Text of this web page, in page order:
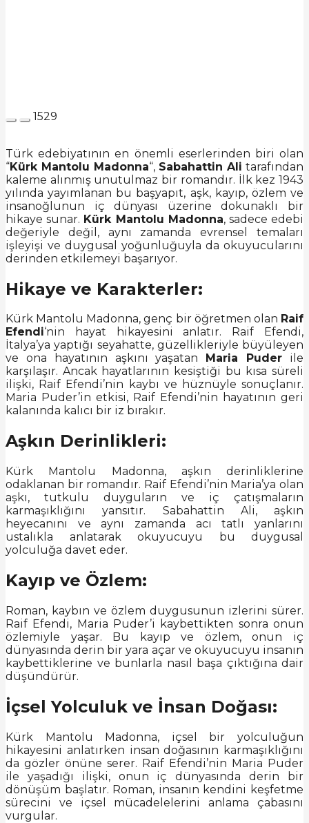
1529
Türk edebiyatının en önemli eserlerinden biri olan
“Kürk Mantolu Madonna“, Sabahattin Ali tarafından
kaleme alınmış unutulmaz bir romandır. İlk kez 1943
yılında yayımlanan bu başyapıt, aşk, kayıp, özlem ve
insanoğlunun iç dünyası üzerine dokunaklı bir
hikaye sunar. Kürk Mantolu Madonna, sadece edebi
değeriyle değil, aynı zamanda evrensel temaları
işleyişi ve duygusal yoğunluğuyla da okuyucularını
derinden etkilemeyi başarıyor.
Hikaye ve Karakterler:
Kürk Mantolu Madonna, genç bir öğretmen olan Raif
Efendi‘nin hayat hikayesini anlatır. Raif Efendi,
İtalya’ya yaptığı seyahatte, güzellikleriyle büyüleyen
ve ona hayatının aşkını yaşatan
Maria Puder ile
karşılaşır. Ancak hayatlarının kesiştiği bu kısa süreli
ilişki, Raif Efendi’nin kaybı ve hüznüyle sonuçlanır.
Maria Puder’in etkisi, Raif Efendi’nin hayatının geri
kalanında kalıcı bir iz bırakır.
Aşkın Derinlikleri:
Kürk Mantolu Madonna, aşkın derinliklerine
odaklanan bir romandır. Raif Efendi’nin Maria’ya olan
aşkı, tutkulu duyguların ve iç çatışmaların
karmaşıklığını yansıtır. Sabahattin Ali, aşkın
heyecanını ve aynı zamanda acı tatlı yanlarını
ustalıkla anlatarak okuyucuyu bu duygusal
yolculuğa davet eder.
Kayıp ve Özlem:
Roman, kaybın ve özlem duygusunun izlerini sürer.
Raif Efendi, Maria Puder’i kaybettikten sonra onun
özlemiyle yaşar. Bu kayıp ve özlem, onun iç
dünyasında derin bir yara açar ve okuyucuyu insanın
kaybettiklerine ve bunlarla nasıl başa çıktığına dair
düşündürür.
İçsel Yolculuk ve İnsan Doğası:
Kürk Mantolu Madonna, içsel bir yolculuğun
hikayesini anlatırken insan doğasının karmaşıklığını
da gözler önüne serer. Raif Efendi’nin Maria Puder
ile yaşadığı ilişki, onun iç dünyasında derin bir
dönüşüm başlatır. Roman, insanın kendini keşfetme
sürecini ve içsel mücadelelerini anlama çabasını
vurgular.